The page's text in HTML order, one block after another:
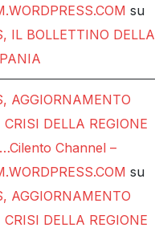
su
IL BOLLETTINO DELLA
AGGIORNAMENTO
CRISI DELLA REGIONE
Channel –
su
AGGIORNAMENTO
CRISI DELLA REGIONE